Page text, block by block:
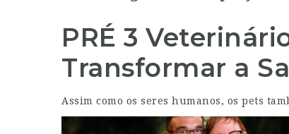
PRÉ 3
Transformar a
Assim como os seres humanos, os pets